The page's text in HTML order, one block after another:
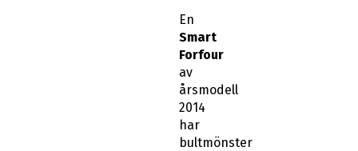
En
Smart
Forfour
av
årsmodell
2014
har
bultmönster